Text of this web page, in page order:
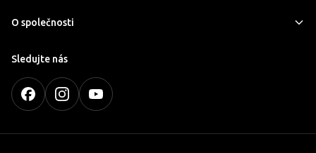
O společnosti
Sledujte nás